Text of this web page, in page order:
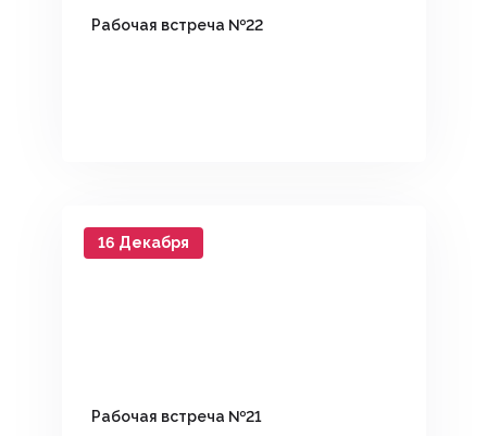
Рабочая встреча №22
16 Декабря
Рабочая встреча №21